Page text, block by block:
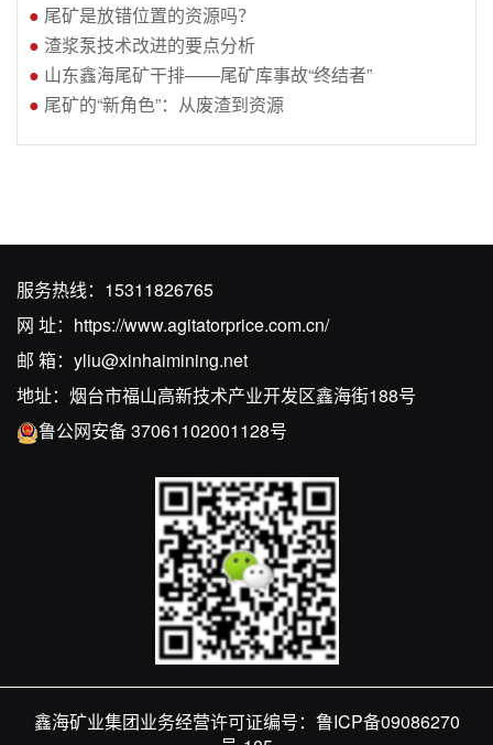
● 尾矿是放错位置的资源吗？
● 渣浆泵技术改进的要点分析
● 山东鑫海尾矿干排——尾矿库事故“终结者”
● 尾矿的“新角色”：从废渣到资源
服务热线： 15311826765
网 址： https://www.agitatorprice.com.cn/
邮 箱： yliu@xinhaimining.net
地址：烟台市福山高新技术产业开发区鑫海街188号
鲁公网安备 37061102001128号
鑫海矿业集团业务经营许可证编号： 鲁ICP备09086270